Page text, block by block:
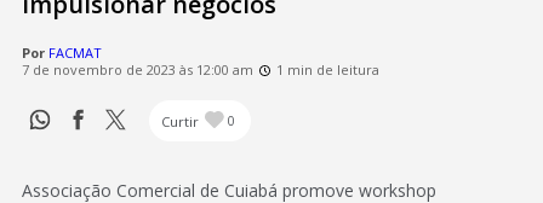
Por FACMAT
7 de novembro de 2023 às 12:00 am
1 min de leitura
Curtir 0
Associação Comercial de Cuiabá promove workshop